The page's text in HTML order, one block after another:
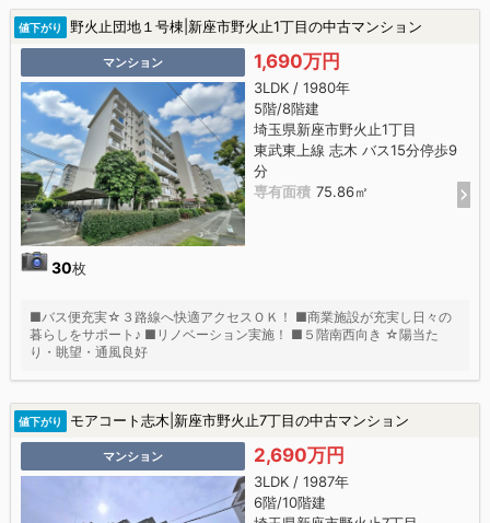
値下がり 野火止団地１号棟|新座市野火止1丁目の中古マンション
マンション
30枚
1,690万円
3LDK / 1980年
5階/8階建
埼玉県新座市野火止1丁目
東武東上線 志木 バス15分停歩9
分
専有面積 75.86㎡
■バス便充実☆３路線へ快適アクセスＯＫ！ ■商業施設が充実し日々の
暮らしをサポート♪ ■リノベーション実施！ ■５階南西向き ☆陽当た
り・眺望・通風良好
値下がり モアコート志木|新座市野火止7丁目の中古マンション
マンション 2,690万円
3LDK / 1987年
6階/10階建